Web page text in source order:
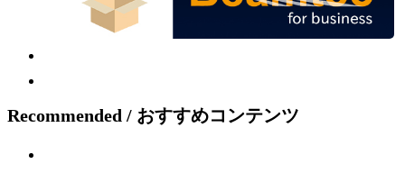
Recommended / おすすめコンテンツ